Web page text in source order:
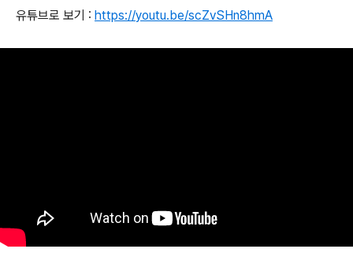
유튜브로 보기 : https://youtu.be/scZvSHn8hmA